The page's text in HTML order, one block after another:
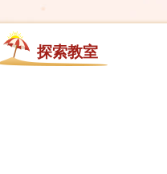
探索教室